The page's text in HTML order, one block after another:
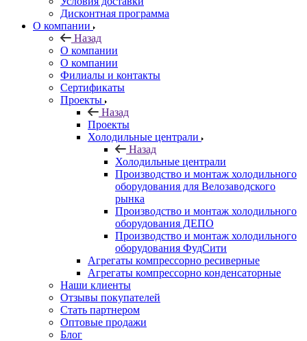
Дисконтная программа
О компании
Назад
О компании
О компании
Филиалы и контакты
Сертификаты
Проекты
Назад
Проекты
Холодильные централи
Назад
Холодильные централи
Производство и монтаж холодильного
оборудования для Велозаводского
рынка
Производство и монтаж холодильного
оборудования ДЕПО
Производство и монтаж холодильного
оборудования ФудСити
Агрегаты компрессорно ресиверные
Агрегаты компрессорно конденсаторные
Наши клиенты
Отзывы покупателей
Стать партнером
Оптовые продажи
Блог